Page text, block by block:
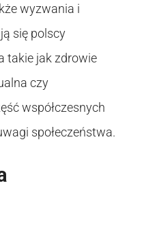
wyzwania i
się polscy
takie jak zdrowie
czy
współczesnych
społeczeństwa.